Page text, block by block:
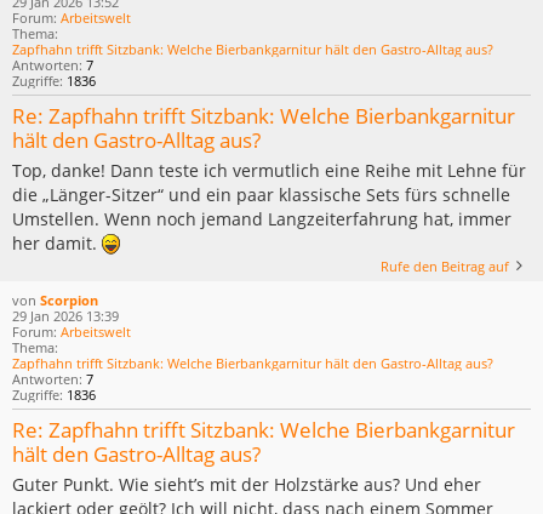
Forum: Arbeitswelt
Thema:
Zapfhahn trifft Sitzbank: Welche Bierbankgarnitur hält den Gastro-Alltag aus?
Antworten: 7
Zugriffe: 1836
Re: Zapfhahn trifft Sitzbank: Welche Bierbankgarnitur
hält den Gastro-Alltag aus?
Top, danke! Dann teste ich vermutlich eine Reihe mit Lehne für
die „Länger-Sitzer“ und ein paar klassische Sets fürs schnelle
Umstellen. Wenn noch jemand Langzeiterfahrung hat, immer
her damit.
Rufe den Beitrag auf
von Scorpion
29 Jan 2026 13:39
Forum: Arbeitswelt
Thema:
Zapfhahn trifft Sitzbank: Welche Bierbankgarnitur hält den Gastro-Alltag aus?
Antworten: 7
Zugriffe: 1836
Re: Zapfhahn trifft Sitzbank: Welche Bierbankgarnitur
hält den Gastro-Alltag aus?
Guter Punkt. Wie sieht’s mit der Holzstärke aus? Und eher
lackiert oder geölt? Ich will nicht, dass nach einem Sommer